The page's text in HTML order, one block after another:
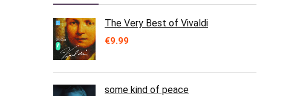
The Very Best of Vivaldi
€9.99
some kind of peace